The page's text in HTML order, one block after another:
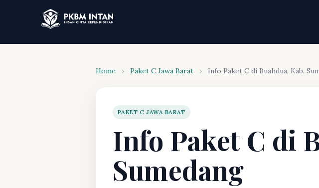
Home › Paket C Jawa Barat › Info Paket C di Buahdua, Kab.
PAKET C JAWA BARAT
Info Paket C di
Sumedang